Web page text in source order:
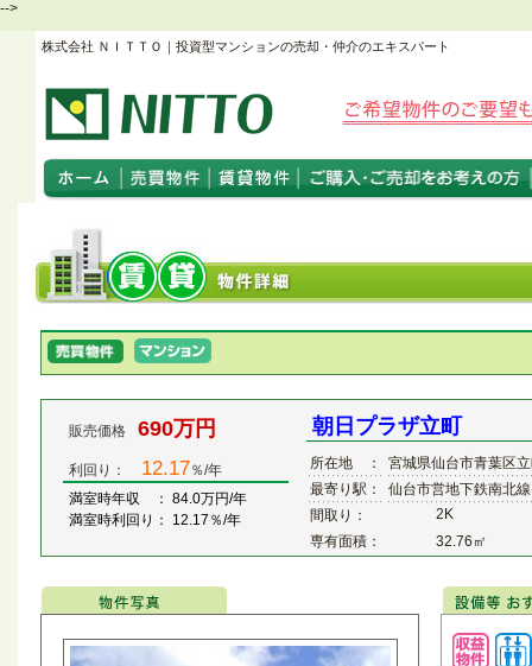
-->
株式会社 ＮＩＴＴＯ｜投資型マンションの売却・仲介のエキスパート
販売価格 690万円
利回り： 12.17％/年
満室時年収 ： 84.0万円/年
満室時利回り： 12.17％/年
朝日プラザ立町
所在地 ：
宮城県仙台市青葉区
最寄り駅：
仙台市営地下鉄南北
間取り：
2K
専有面積：
32.76㎡